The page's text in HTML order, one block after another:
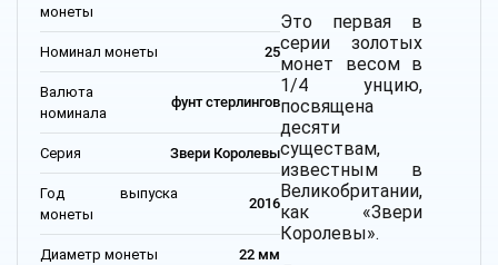
монеты
Номинал монеты 25
Валюта
номинала
фунт стерлингов
Серия Звери Королевы
Год выпуска
монеты
2016
Диаметр монеты 22 мм
Это первая в
серии золотых
монет весом в
1/4 унцию,
посвящена
десяти
существам,
известным в
Великобритании,
как «Звери
Королевы».